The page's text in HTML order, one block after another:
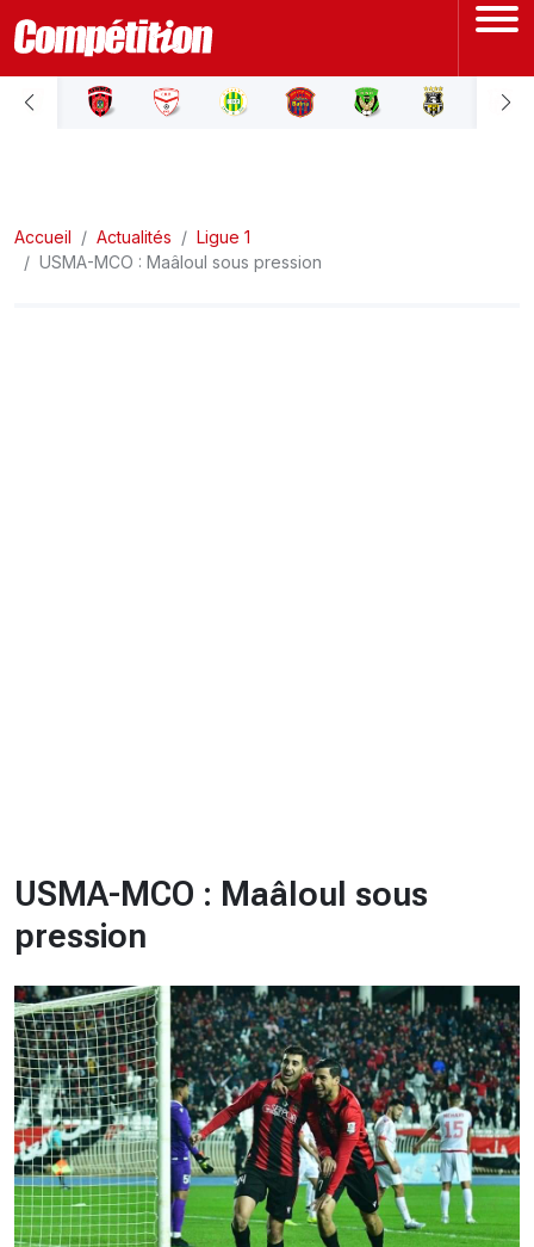
ACCUEIL
LIGUE 2
Accueil Actualités
Ligue 1
USMA-MCO : Maâloul sous pression
USMA-MCO : Maâloul sous
pression